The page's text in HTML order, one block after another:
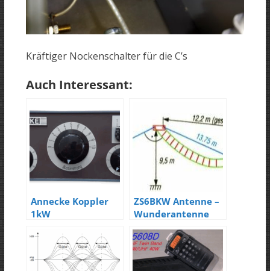
Kräftiger Nockenschalter für die C’s
Auch Interessant:
Annecke Koppler
1kW
ZS6BKW Antenne –
Wunderantenne
für 6 – 10 Bänder